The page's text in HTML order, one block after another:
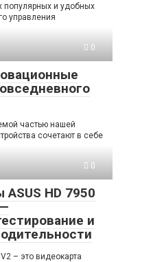
популярных и удобных
управления
0
частью нашей
сочетают в себе
0
HD 7950
и
– это видеокарта